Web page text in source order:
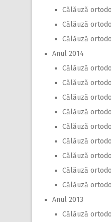
Călăuză
Călăuză
Călăuză
Anul 2014
Călăuză
Călăuză
Călăuză
Călăuză
Călăuză
Călăuză
Călăuză
Călăuză
Călăuză
Anul 2013
Călăuză